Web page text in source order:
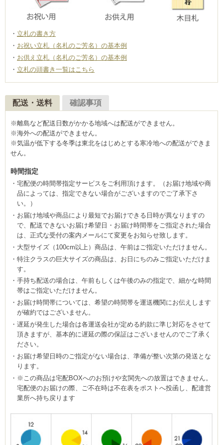
立札の書き方
お祝い立札（名札のご芳名）の基本例
お供え立札（名札のご芳名）の基本例
立札の頭書き一覧はこちら
配送・送料 確認事項
※離島など配送日数がかかる地域へは配送ができません。
※海外への配送ができません。
※気温が低下する冬季は東北をはじめとする寒冷地への配送ができま
せん。
時間指定
宅配便の時間帯指定サービスをご利用頂けます。（お届け地域や商
品によっては、指定できない場合がございますのでご了承下さ
い。）
お届け地域や商品により最短でお届けできる日時が異なりますの
で、配送できないお届け希望日・お届け時間帯をご指定された場合
は、正式な受付の案内メールにて変更をお知らせ致します。
大型サイズ（100cm以上）商品は、午前はご指定いただけません。
特注クラスの巨大サイズの商品は、お日にちのみご指定いただけま
す。
手持ち配送の場合は、午前もしくは午後のみの指定で、細かな時間
帯はご指定いただけません。
お届け時間帯については、希望の時間帯を運送機関にお伝えします
が確約ではございません。
遅延が発生した場合は各運送会社が定める約款に準じ対応をさせて
頂きますが、基本的に遅延の際の保証はございませんのでご了承く
ださい。
お届け希望日時のご指定がない場合は、準備が整い次第の発送とな
ります。
※この商品は宅配BOXへのお預けや玄関先への放置はできません。
宅配便のお届けの際、ご不在時は不在表をポストへ投函し、配達営
業所へ持ち戻ります